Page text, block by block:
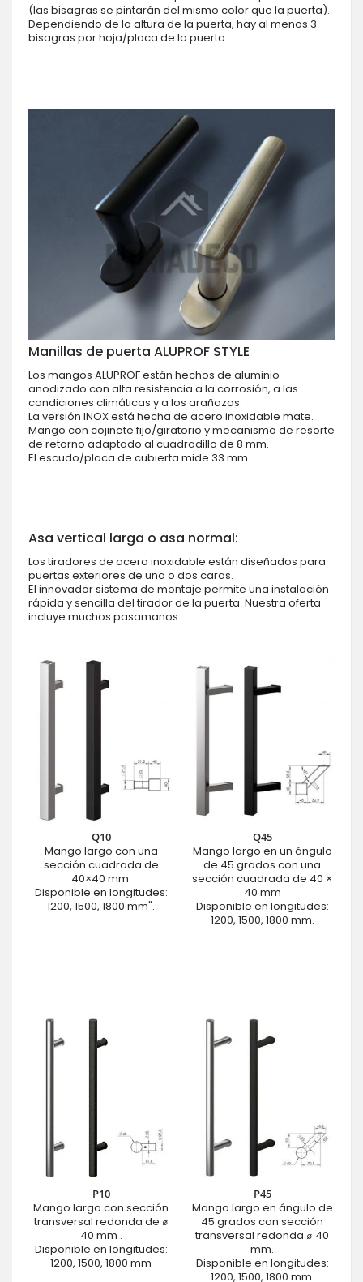
(las bisagras se pintarán del mismo color que la puerta).
Dependiendo de la altura de la puerta, hay al menos 3
bisagras por hoja/placa de la puerta..
Manillas de puerta ALUPROF STYLE
Los mangos ALUPROF están hechos de aluminio
anodizado con alta resistencia a la corrosión, a las
condiciones climáticas y a los arañazos.
La versión INOX está hecha de acero inoxidable mate.
Mango con cojinete fijo/giratorio y mecanismo de resorte
de retorno adaptado al cuadradillo de 8 mm.
El escudo/placa de cubierta mide 33 mm.
Asa vertical larga o asa normal:
Los tiradores de acero inoxidable están diseñados para
puertas exteriores de una o dos caras.
El innovador sistema de montaje permite una instalación
rápida y sencilla del tirador de la puerta. Nuestra oferta
incluye muchos pasamanos:
Q10
Mango largo con una
sección cuadrada de
40×40 mm.
Disponible en longitudes:
1200, 1500, 1800 mm".
Q45
Mango largo en un ángulo
de 45 grados con una
sección cuadrada de 40 ×
40 mm
Disponible en longitudes:
1200, 1500, 1800 mm.
P10
Mango largo con sección
transversal redonda de ⌀
40 mm .
Disponible en longitudes:
1200, 1500, 1800 mm
P45
Mango largo en ángulo de
45 grados con sección
transversal redonda ⌀ 40
mm.
Disponible en longitudes:
1200, 1500, 1800 mm.